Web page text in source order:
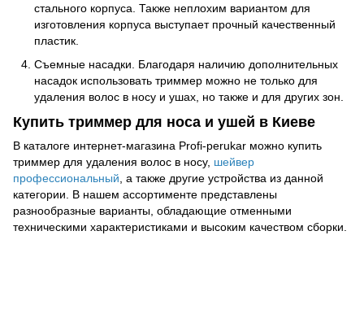
стального корпуса. Также неплохим вариантом для
изготовления корпуса выступает прочный качественный
пластик.
Съемные насадки. Благодаря наличию дополнительных
насадок использовать триммер можно не только для
удаления волос в носу и ушах, но также и для других зон.
Купить триммер для носа и ушей в Киеве
В каталоге интернет-магазина Profi-perukar можно купить
триммер для удаления волос в носу, шейвер
профессиональный, а также другие устройства из данной
категории. В нашем ассортименте представлены
разнообразные варианты, обладающие отменными
техническими характеристиками и высоким качеством сборки.